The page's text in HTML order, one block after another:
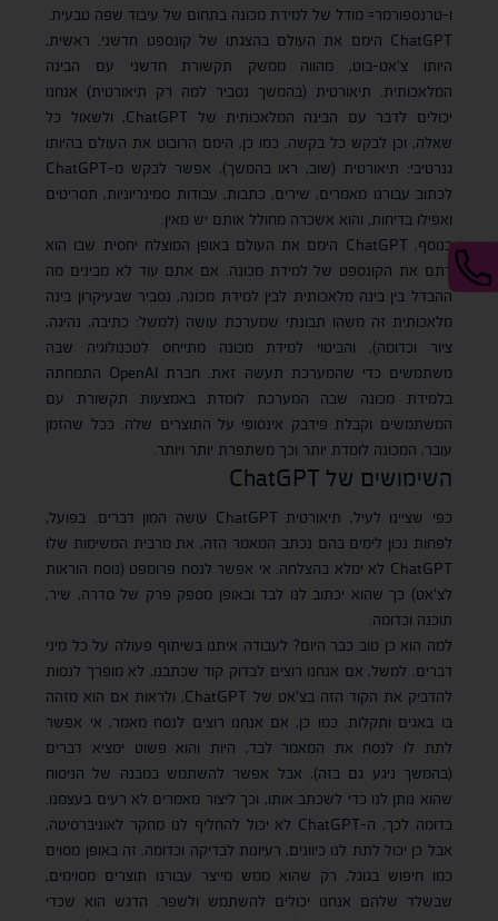
ו-טרנספורמר= מודל של למידת מכונה בתחום של עיבוד שפה טבעית.
ChatGPT הימם את העולם בהצגתו של קונספט חדשני. ראשית,
היותו צ'אט-בוט, מהווה ממשק תקשורת חדשני עם הבינה
המלאכותית. תיאורטית (בהמשך נסביר למה רק תיאורטית) אנחנו
יכולים לדבר עם הבינה המלאכותית של ChatGPT, ולשאול כל
שאלה, וכן לבקש כל בקשה. כמו כן, הימם הרובוט את העולם בהיותו
גנרטיבי: תיאורטית (שוב, ראו בהמשך), אפשר לבקש מ-ChatGPT
לכתוב עבורנו מאמרים, שירים, כתבות, עבודות סמינריוניות, תסריטים
ואפילו בדיחות, והוא אשכרה מחולל אותם יש מאין.
בנוסף, ChatGPT הימם את העולם באופן המוצלח יחסית שבו הוא
רתם את הקונספט של למידת מכונה. אם אתם עוד לא מבינים מה
ההבדל בין בינה מלאכותית לבין למידת מכונה, נסביר שבעיקרון בינה
מלאכותית זה משהו תבונתי שמערכת עושה (למשל: כתיבה, נהיגה,
ציור וכדומה), והביטוי למידת מכונה מתייחס לטכנולוגיה שבה
משתמשים כדי שהמערכת תעשה זאת. חברת OpenAI התמחתה
בלמידת מכונה שבה המערכת לומדת באמצעות תקשורת עם
המשתמשים וקבלת פידבק אינסופי על התוצרים שלה. ככל שהזמן
עובר, המכונה לומדת יותר וכך משתפרת יותר ויותר.
השימושים של ChatGPT
כפי שציינו לעיל, תיאורטית ChatGPT עושה המון דברים. בפועל,
לפחות נכון לימים בהם נכתב המאמר הזה, את מרבית המשימות שלו
ChatGPT לא ימלא בהצלחה. אי אפשר לנסח פרומפט (נוסח הוראות
לצ'אט) כך שהוא יכתוב לנו לבד ובאופן מספק פרק של סדרה, שיר,
תוכנה וכדומה.
למה הוא כן טוב כבר היום? לעבודה איתנו בשיתוף פעולה על כל מיני
דברים. למשל, אם אנחנו רוצים לבדוק קוד שכתבנו, לא מופרך לנסות
להדביק את הקוד הזה בצ'אט של ChatGPT, ולראות אם הוא מזהה
בו באגים ותקלות. כמו כן, אם אנחנו רוצים לנסח מאמר, אי אפשר
לתת לו לנסח את המאמר לבד, היות והוא פשוט ימציא דברים
(בהמשך ניגע גם בזה), אבל אפשר להשתמש במבנה של הניסוח
שהוא נותן לנו כדי לשכתב אותו, וכך ליצור מאמרים לא רעים בעצמנו.
בדומה לכך, ה-ChatGPT לא יכול להחליף לנו מחקר לאוניברסיטה,
אבל כן יכול לתת לנו כיוונים, רעיונות לבדיקה וכדומה. זה באופן מסוים
כמו חיפוש בגוגל, רק שהוא ממש מייצר עבורנו תוצרים מסוימים,
שבשלד שלהם אנחנו יכולים להשתמש ולשפר. הדגש הוא שכדי